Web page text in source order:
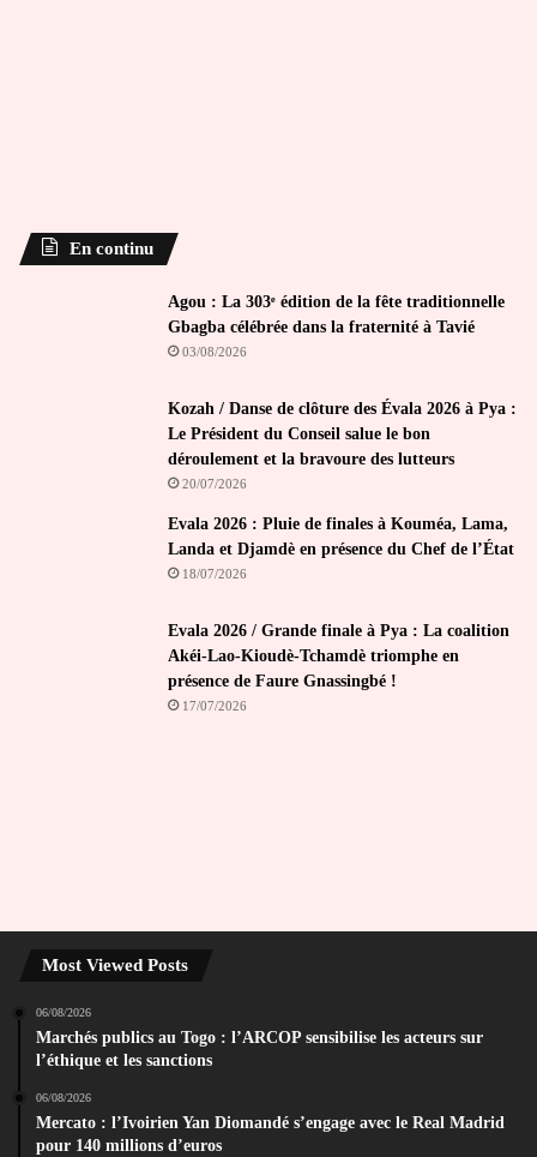
En continu
Agou : La 303ᵉ édition de la fête traditionnelle
Gbagba célébrée dans la fraternité à Tavié
03/08/2026
Kozah / Danse de clôture des Évala 2026 à Pya :
Le Président du Conseil salue le bon
déroulement et la bravoure des lutteurs
20/07/2026
Evala 2026 : Pluie de finales à Kouméa, Lama,
Landa et Djamdè en présence du Chef de l’État
18/07/2026
Evala 2026 / Grande finale à Pya : La coalition
Akéi-Lao-Kioudè-Tchamdè triomphe en
présence de Faure Gnassingbé !
17/07/2026
Most Viewed Posts
06/08/2026
Marchés publics au Togo : l’ARCOP sensibilise les acteurs sur
l’éthique et les sanctions
06/08/2026
Mercato : l’Ivoirien Yan Diomandé s’engage avec le Real Madrid
pour 140 millions d’euros